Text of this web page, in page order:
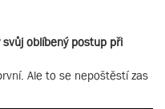
oblíbený postup při
Ale to se nepoštěstí zas